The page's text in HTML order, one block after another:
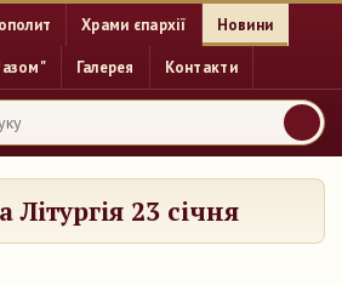
Храми єпархії Новини
Галерея Контакти
23 січня